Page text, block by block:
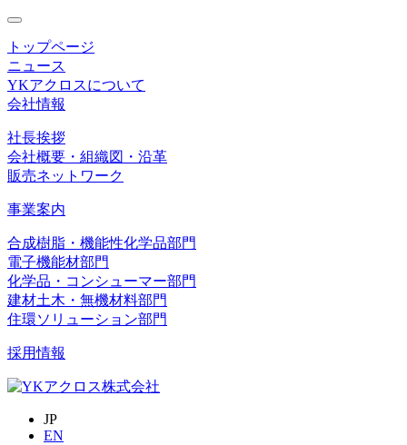
toggle
navigation
トップページ
ニュース
YKアクロスについて
会社情報
社長挨拶
会社概要・組織図・沿革
販売ネットワーク
事業案内
合成樹脂・機能性化学品部門
電子機能材部門
化学品・コンシューマー部門
建材土木・無機材料部門
住環ソリューション部門
採用情報
JP
EN